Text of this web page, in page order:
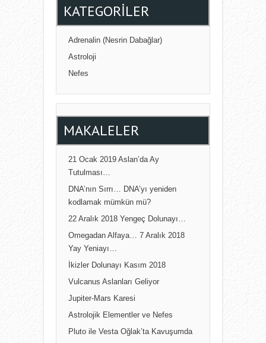
KATEGORILER
Adrenalin (Nesrin Dabağlar)
Astroloji
Nefes
MAKALELER
21 Ocak 2019 Aslan’da Ay
Tutulması…
DNA’nın Sırrı… DNA’yı yeniden
kodlamak mümkün mü?
22 Aralık 2018 Yengeç Dolunayı…
Omegadan Alfaya… 7 Aralık 2018
Yay Yeniayı…
İkizler Dolunayı Kasım 2018
Vulcanus Aslanları Geliyor
Jupiter-Mars Karesi
Astrolojik Elementler ve Nefes
Pluto ile Vesta Oğlak’ta Kavuşumda